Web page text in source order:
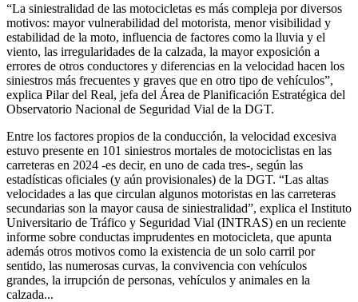
“La siniestralidad de las motocicletas es más compleja por diversos
motivos: mayor vulnerabilidad del motorista, menor visibilidad y
estabilidad de la moto, influencia de factores como la lluvia y el
viento, las irregularidades de la calzada, la mayor exposición a
errores de otros conductores y diferencias en la velocidad hacen los
siniestros más frecuentes y graves que en otro tipo de vehículos”,
explica Pilar del Real, jefa del Área de Planificación Estratégica del
Observatorio Nacional de Seguridad Vial de la DGT.
Entre los factores propios de la conducción, la velocidad excesiva
estuvo presente en 101 siniestros mortales de motociclistas en las
carreteras en 2024 -es decir, en uno de cada tres-, según las
estadísticas oficiales (y aún provisionales) de la DGT. “Las altas
velocidades a las que circulan algunos motoristas en las carreteras
secundarias son la mayor causa de siniestralidad”, explica el Instituto
Universitario de Tráfico y Seguridad Vial (INTRAS) en un reciente
informe sobre conductas imprudentes en motocicleta, que apunta
además otros motivos como la existencia de un solo carril por
sentido, las numerosas curvas, la convivencia con vehículos
grandes, la irrupción de personas, vehículos y animales en la
calzada...